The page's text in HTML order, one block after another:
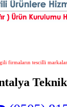
firmaların tescilli